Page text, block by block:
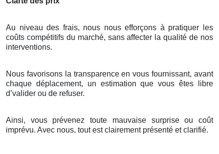
Au niveau des frais, nous nous efforçons à pratiquer les
coûts compétitifs du marché, sans affecter la qualité de nos
interventions.
Nous favorisons la transparence en vous fournissant, avant
chaque déplacement, un estimation que vous êtes libre
d’valider ou de refuser.
Ainsi, vous prévenez toute mauvaise surprise ou coût
imprévu. Avec nous, tout est clairement présenté et clarifié.